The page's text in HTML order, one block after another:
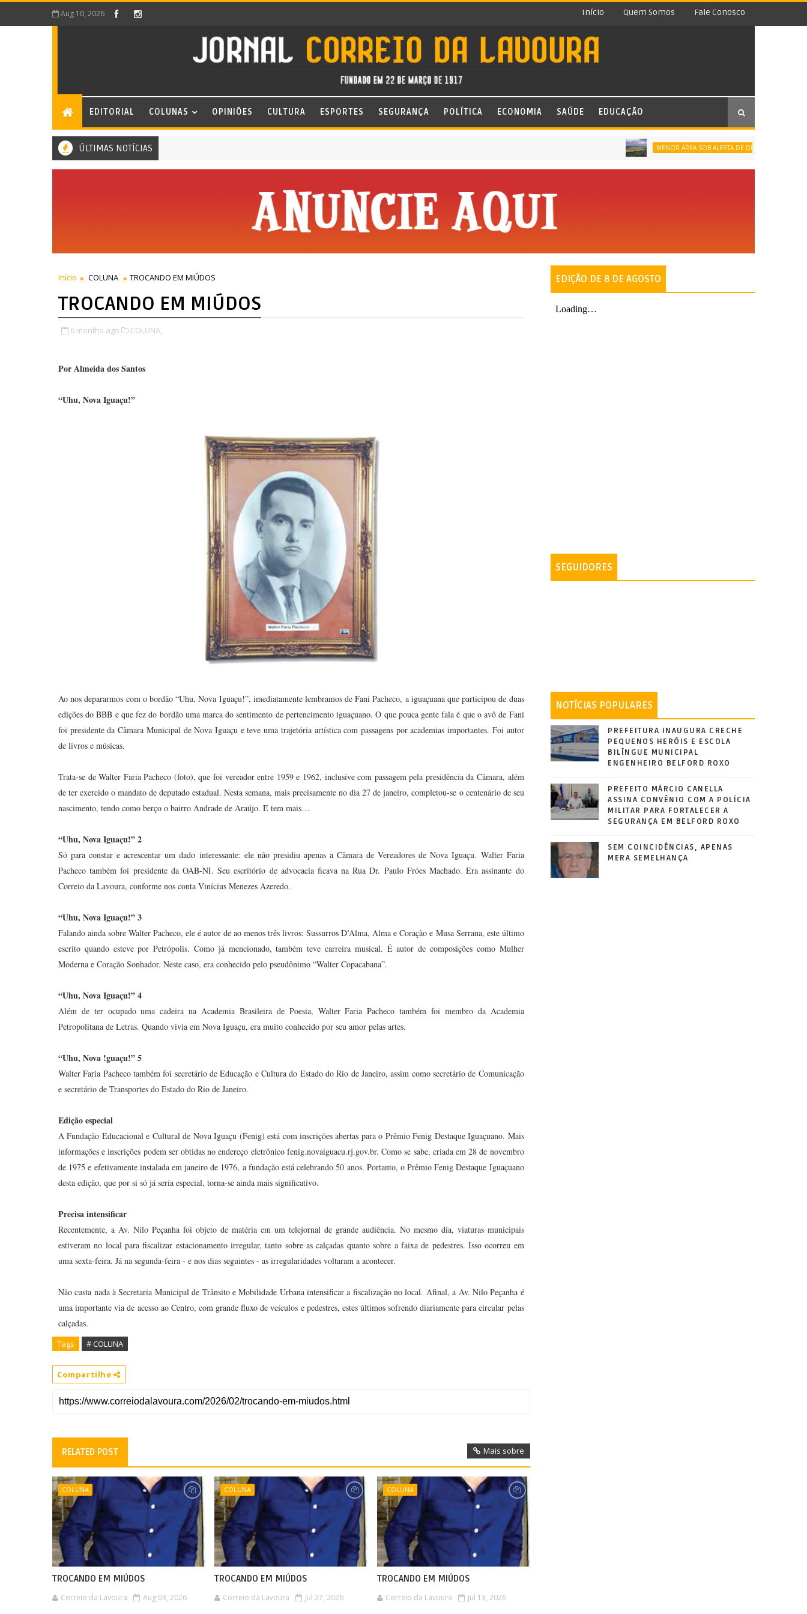
Aug 10, 2026 Início Quem Somos Fale Conosco
EDITORIAL COLUNAS OPINIÕES CULTURA ESPORTES SEGURANÇA POLÍTICA ECONOMIA SAÚDE EDUCAÇÃO
ÚLTIMAS NOTÍCIAS MENOR ÁREA SOB ALERTA DE DESMATAMENTO DA SÉRIE
Início COLUNA TROCANDO EM MIÚDOS
TROCANDO EM MIÚDOS
6 months ago COLUNA,
Por Almeida dos Santos
“Uhu, Nova Iguaçu!”
Ao nos depararmos com o bordão “Uhu, Nova Iguaçu!”, imediatamente lembramos de Fani Pacheco, a iguaçuana que participou de duas
edições do BBB e que fez do bordão uma marca do sentimento de pertencimento iguaçuano. O que pouca gente fala é que o avô de Fani
foi presidente da Câmara Municipal de Nova Iguaçu e teve uma trajetória artística com passagens por academias importantes. Foi autor
de livros e músicas.
Trata-se de Walter Faria Pacheco (foto), que foi vereador entre 1959 e 1962, inclusive com passagem pela presidência da Câmara, além
de ter exercido o mandato de deputado estadual. Nesta semana, mais precisamente no dia 27 de janeiro, completou-se o centenário de seu
nascimento, tendo como berço o bairro Andrade de Araújo. E tem mais…
“Uhu, Nova Iguaçu!” 2
Só para constar e acrescentar um dado interessante: ele não presidiu apenas a Câmara de Vereadores de Nova Iguaçu. Walter Faria
Pacheco também foi presidente da OAB-NI. Seu escritório de advocacia ficava na Rua Dr. Paulo Fróes Machado. Era assinante do
Correio da Lavoura, conforme nos conta Vinícius Menezes Azeredo.
“Uhu, Nova Iguaçu!” 3
Falando ainda sobre Walter Pacheco, ele é autor de ao menos três livros: Sussurros D’Alma, Alma e Coração e Musa Serrana, este último
escrito quando esteve por Petrópolis. Como já mencionado, também teve carreira musical. É autor de composições como Mulher
Moderna e Coração Sonhador. Neste caso, era conhecido pelo pseudônimo “Walter Copacabana”.
“Uhu, Nova Iguaçu!” 4
Além de ter ocupado uma cadeira na Academia Brasileira de Poesia, Walter Faria Pacheco também foi membro da Academia
Petropolitana de Letras. Quando vivia em Nova Iguaçu, era muito conhecido por seu amor pelas artes.
“Uhu, Nova !guaçu!” 5
Walter Faria Pacheco também foi secretário de Educação e Cultura do Estado do Rio de Janeiro, assim como secretário de Comunicação
e secretário de Transportes do Estado do Rio de Janeiro.
Edição especial
A Fundação Educacional e Cultural de Nova Iguaçu (Fenig) está com inscrições abertas para o Prêmio Fenig Destaque Iguaçuano. Mais
informações e inscrições podem ser obtidas no endereço eletrônico fenig.novaiguacu.rj.gov.br. Como se sabe, criada em 28 de novembro
de 1975 e efetivamente instalada em janeiro de 1976, a fundação está celebrando 50 anos. Portanto, o Prêmio Fenig Destaque Iguaçuano
desta edição, que por si só já seria especial, torna-se ainda mais significativo.
Precisa intensificar
Recentemente, a Av. Nilo Peçanha foi objeto de matéria em um telejornal de grande audiência. No mesmo dia, viaturas municipais
estiveram no local para fiscalizar estacionamento irregular, tanto sobre as calçadas quanto sobre a faixa de pedestres. Isso ocorreu em
uma sexta-feira. Já na segunda-feira - e nos dias seguintes - as irregularidades voltaram a acontecer.
Não custa nada à Secretaria Municipal de Trânsito e Mobilidade Urbana intensificar a fiscalização no local. Afinal, a Av. Nilo Peçanha é
uma importante via de acesso ao Centro, com grande fluxo de veículos e pedestres, estes últimos sofrendo diariamente para circular pelas
calçadas.
Tags # COLUNA
Compartilhe
RELATED POST Mais sobre
COLUNA
TROCANDO EM MIÚDOS
Correio da Lavoura Aug 03, 2026
COLUNA
TROCANDO EM MIÚDOS
Correio da Lavoura Jul 27, 2026
COLUNA
TROCANDO EM MIÚDOS
Correio da Lavoura Jul 13, 2026
EDIÇÃO DE 8 DE AGOSTO
SEGUIDORES
NOTÍCIAS POPULARES
PREFEITURA INAUGURA CRECHE
PEQUENOS HERÓIS E ESCOLA
BILÍNGUE MUNICIPAL
ENGENHEIRO BELFORD ROXO
PREFEITO MÁRCIO CANELLA
ASSINA CONVÊNIO COM A POLÍCIA
MILITAR PARA FORTALECER A
SEGURANÇA EM BELFORD ROXO
SEM COINCIDÊNCIAS, APENAS
MERA SEMELHANÇA